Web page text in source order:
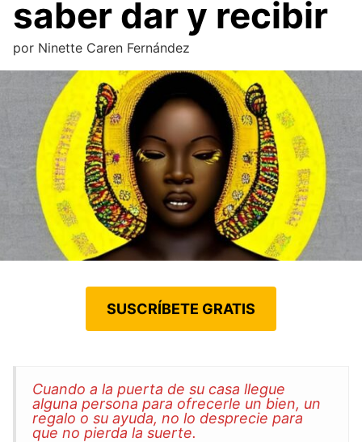
saber dar y recibir
por Ninette Caren Fernández
SUSCRÍBETE GRATIS
Cuando a la puerta de su casa llegue
alguna persona para ofrecerle un bien, un
regalo o su ayuda, no lo desprecie para
que no pierda la suerte.